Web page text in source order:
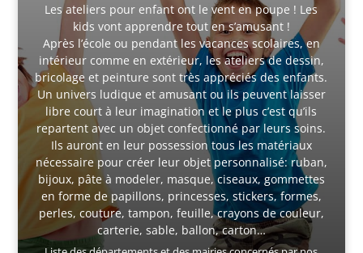
Les ateliers pour enfant ont le vent en poupe ! Les
kids vont apprendre tout en s’amusant !
Après l’école ou pendant les vacances scolaires, en
intérieur comme en extérieur, les ateliers de dessin,
bricolage et peinture sont très appréciés des enfants.
Un univers ludique et amusant ou ils peuvent laisser
libre court à leur imagination et le plus c’est qu’ils
repartent avec un objet confectionné par leurs soins.
Ils auront en leur possession tous les matériaux
nécessaire pour créer leur objet personnalisé: ruban,
bijoux, pâte à modeler, masque, ciseaux, gommettes
en forme de papillons, princesses, stickers, formes,
perles, couture, tampon, feuille, crayons de couleur,
carterie, sable, ballon, carton…